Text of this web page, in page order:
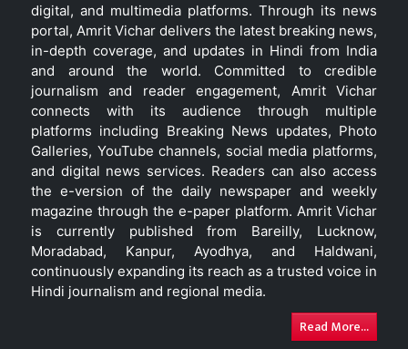
digital, and multimedia platforms. Through its news
portal, Amrit Vichar delivers the latest breaking news,
in-depth coverage, and updates in Hindi from India
and around the world. Committed to credible
journalism and reader engagement, Amrit Vichar
connects with its audience through multiple
platforms including Breaking News updates, Photo
Galleries, YouTube channels, social media platforms,
and digital news services. Readers can also access
the e-version of the daily newspaper and weekly
magazine through the e-paper platform. Amrit Vichar
is currently published from Bareilly, Lucknow,
Moradabad, Kanpur, Ayodhya, and Haldwani,
continuously expanding its reach as a trusted voice in
Hindi journalism and regional media.
Read More...